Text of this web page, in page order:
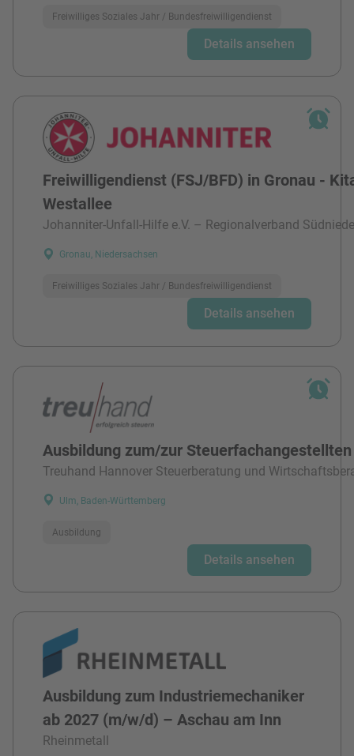
Freiwilliges Soziales Jahr / Bundesfreiwilligendienst
Details ansehen
Freiwilligendienst (FSJ/BFD) in Gronau -
Westallee
Johanniter-Unfall-Hilfe e.V. – Regionalverband
Gronau, Niedersachsen
Freiwilliges Soziales Jahr / Bundesfreiwilligendienst
Details ansehen
Ausbildung zum/zur
Treuhand Hannover Steuerberatung und
Ulm, Baden-Württemberg
Ausbildung
Details ansehen
Ausbildung zum Industriemechaniker
ab 2027 (m/w/d) – Aschau am Inn
Rheinmetall